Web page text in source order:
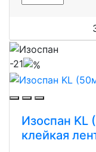
-21
Изоспан KL
клейкая